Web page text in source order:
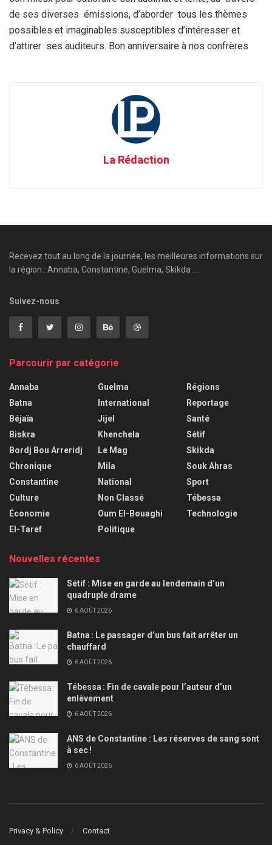
de ses diverses émissions, d’aborder tous les thèmes
possibles et imaginables susceptibles d’intéresser et
d’attirer ses auditeurs. Bon anniversaire à nos confrères
La Rédaction
Recevez tout au long de la journée, les meilleures informations sur
la région : Annaba, Constantine, Guelma, Skikda ....
Suivez-nous
Parcourir par catégorie
Annaba
Batna
Béjaïa
Biskra
Bordj Bou Arreridj
Chronique
Constantine
Culture
Économie
El-Taref
Guelma
International
Jijel
Khenchela
Le Mag
Mila
National
Non Classé
Oum El-Bouaghi
Politique
Régions
Reportage
Santé
Sétif
Skikda
Souk Ahras
Sport
Tébessa
Technologie
Nouvelles récentes
Sétif : Mise en garde au lendemain d’un
quadruple drame
6 AOÛT 2026
Batna : Le passager d’un bus fait arrêter un
chauffard
6 AOÛT 2026
Tébessa : Fin de cavale pour l’auteur d’un
enlèvement
6 AOÛT 2026
ANS de Constantine : Les réserves de sang sont
à sec !
6 AOÛT 2026
Privacy & Policy Contact